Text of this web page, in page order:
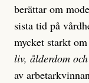
berättar om
sista tid på
mycket starkt
liv, ålderdom
av